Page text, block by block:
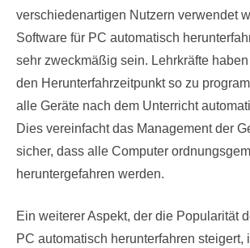
verschiedenartigen Nutzern verwendet
Software für PC automatisch
sehr zweckmäßig sein. Lehrkräfte
den Herunterfahrzeitpunkt so zu
alle Geräte nach dem Unterricht
Dies vereinfacht das Management der
sicher, dass alle Computer
heruntergefahren werden.
Ein weiterer Aspekt, der die Popularität
PC automatisch herunterfahren steigert,